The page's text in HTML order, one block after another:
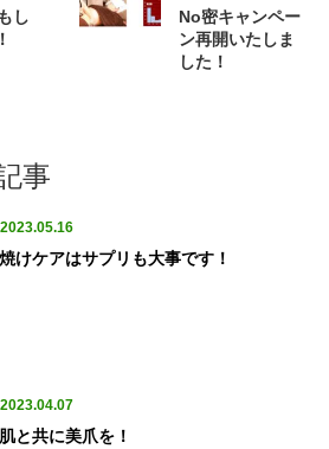
し
No密キャンペー
ン再開いたしま
した！
事
2023.05.16
けケアはサプリも大事です！
2023.04.07
と共に美爪を！